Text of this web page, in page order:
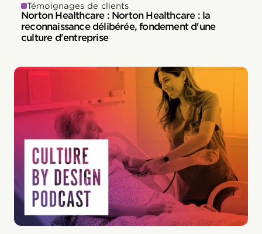
Témoignages de clients
Norton Healthcare : Norton Healthcare : la
reconnaissance délibérée, fondement d'une
culture d'entreprise